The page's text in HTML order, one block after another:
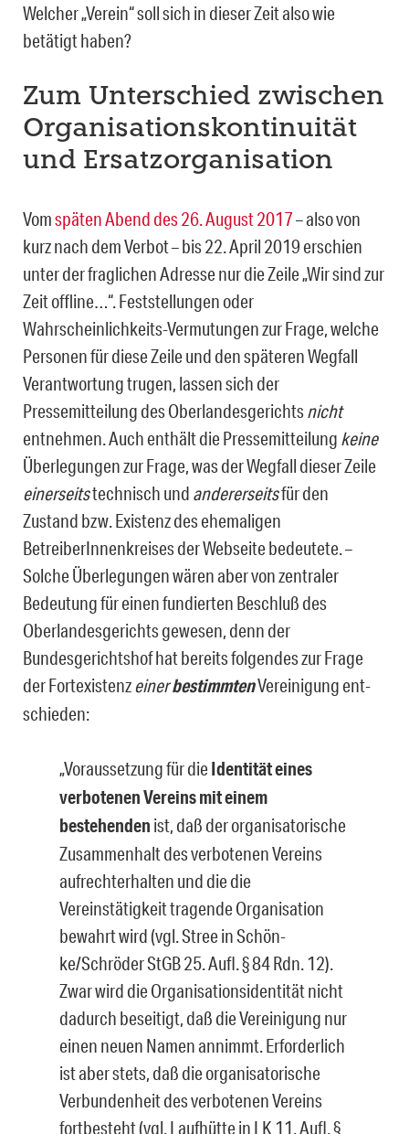
Welcher „Verein“ soll sich in dieser Zeit also wie
betätigt haben?
Zum Unterschied zwischen
Organisationskontinuität
und Ersatzorganisation
Vomspäten Abend des 26. August 2017– also von
kurz nach dem Verbot – bis 22. April 2019 erschien
unter der fraglichen Adresse nur die Zeile „Wir sind zur
Zeit off­line…“. Feststellungen oder
Wahrscheinlichkeits-Vermutungen zur Frage, welche
Perso­nen für diese Zeile und den späteren Wegfall
Verantwortung trugen, lassen sich der
Pressemitteilung des Oberlandesgerichtsnicht
entnehmen. Auch enthält die Pressemit­teilung keine
Überlegungen zur Frage, was der Wegfall dieser Zeile
einerseitstechnisch und andererseitsfür den
Zustand bzw. Existenz des ehemaligen
BetreiberInnenkreises der Webseite bedeutete. –
Solche Überlegungen wären aber von zentraler
Bedeutung für einen fundierten Beschluß des
Oberlandesgerichts gewesen, denn der
Bundesgerichts­hof hat bereits folgendes zur Frage
der FortexistenzeinerbestimmtenVereinigung ent­
schieden:
„Voraussetzung für dieIdentität eines
verbotenen Vereins mit einem
bestehenden ist, daß der organisatorische
Zusammenhalt des verbotenen Vereins
aufrechterhalten und die die
Vereinstätigkeit tragende Organisation
bewahrt wird (vgl. Stree in Schön­
ke/Schröder StGB 25. Aufl. § 84 Rdn. 12).
Zwar wird die Organisationsidentität nicht
dadurch beseitigt, daß die Vereinigung nur
einen neuen Namen annimmt. Erforderlich
ist aber stets, daß die organisatorische
Verbundenheit des verbotenen Vereins
fortbe­steht (vgl. Laufhütte in LK 11. Aufl. §